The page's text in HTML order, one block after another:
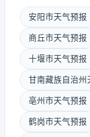
安阳市天气预报
商丘市天气预报
十堰市天气预报
甘南藏族自治州
亳州市天气预报
鹤岗市天气预报